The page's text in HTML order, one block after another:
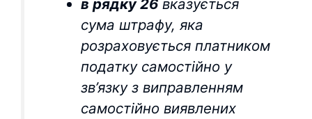
в рядку 26 вказується
сума штрафу, яка
розраховується платником
податку самостійно у
зв’язку з виправленням
самостійно виявлених